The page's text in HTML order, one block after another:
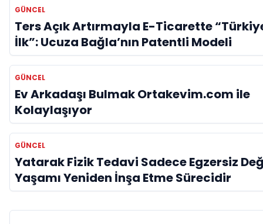
GÜNCEL
Ters Açık Artırmayla E-Ticarette
İlk”: Ucuza Bağla’nın Patentli Modeli
GÜNCEL
Ev Arkadaşı Bulmak Ortakevim.com ile
Kolaylaşıyor
GÜNCEL
Yatarak Fizik Tedavi Sadece Egzersiz
Yaşamı Yeniden İnşa Etme Sürecidir